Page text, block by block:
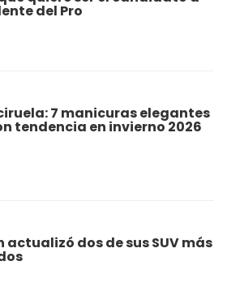
del Pro
7 manicuras elegantes
tendencia en invierno 2026
actualizó dos de sus SUV más